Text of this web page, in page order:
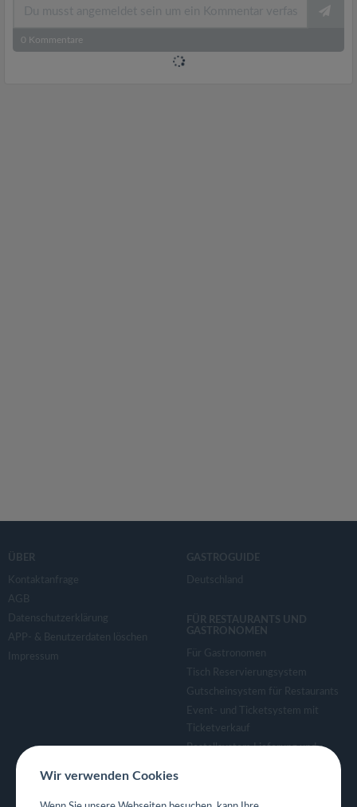
0 Kommentare
ÜBER
Kontaktanfrage
AGB
Datenschutzerklärung
APP- & Benutzerdaten löschen
Impressum
GASTROGUIDE
Deutschland
FÜR RESTAURANTS UND
GASTRONOMEN
Für Gastronomen
Tisch Reservierungsystem
Gutscheinsystem für Restaurants
Event- und Ticketsystem mit
Ticketverkauf
Bestellsystem Lieferung und
Eigene App für Restaurant
Wir verwenden Cookies